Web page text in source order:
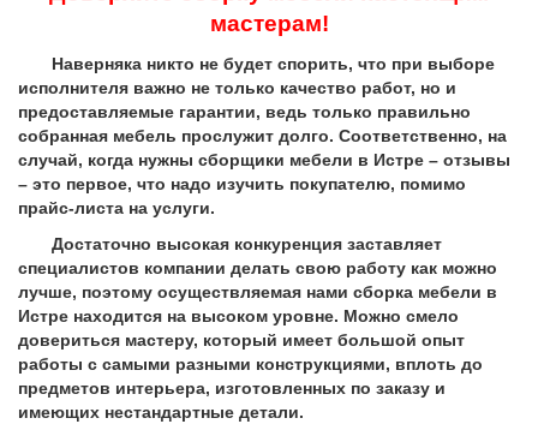
мастерам!
Наверняка никто не будет спорить, что при выборе
исполнителя важно не только качество работ, но и
предоставляемые гарантии, ведь только правильно
собранная мебель прослужит долго. Соответственно, на
случай, когда нужны сборщики мебели в Истре – отзывы
– это первое, что надо изучить покупателю, помимо
прайс-листа на услуги.
Достаточно высокая конкуренция заставляет
специалистов компании делать свою работу как можно
лучше, поэтому осуществляемая нами сборка мебели в
Истре находится на высоком уровне. Можно смело
довериться мастеру, который имеет большой опыт
работы с самыми разными конструкциями, вплоть до
предметов интерьера, изготовленных по заказу и
имеющих нестандартные детали.